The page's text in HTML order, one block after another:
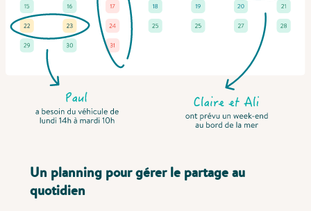
Un planning pour gérer le partage au
quotidien